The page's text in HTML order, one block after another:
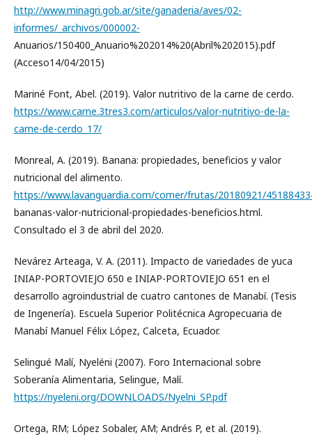
http://www.minagri.gob.ar/site/ganaderia/aves/02-
informes/_archivos/000002-
Anuarios/150400_Anuario%202014%20(Abril%202015).pdf
(Acceso14/04/2015)
Mariné Font, Abel. (2019). Valor nutritivo de la carne de cerdo.
https://www.carne.3tres3.com/articulos/valor-nutritivo-de-la-
carne-de-cerdo_17/
Monreal, A. (2019). Banana: propiedades, beneficios y valor
nutricional del alimento.
https://www.lavanguardia.com/comer/frutas/20180921/
bananas-valor-nutricional-propiedades-beneficios.html.
Consultado el 3 de abril del 2020.
Nevárez Arteaga, V. A. (2011). Impacto de variedades de yuca
INIAP-PORTOVIEJO 650 e INIAP-PORTOVIEJO 651 en el
desarrollo agroindustrial de cuatro cantones de Manabí. (Tesis
de Ingenería). Escuela Superior Politécnica Agropecuaria de
Manabí Manuel Félix López, Calceta, Ecuador.
Selingué Malí, Nyeléni (2007). Foro Internacional sobre
Soberanía Alimentaria, Selingue, Malí.
https://nyeleni.org/DOWNLOADS/Nyelni_SP.pdf
Ortega, RM; López Sobaler, AM; Andrés P, et al. (2019).